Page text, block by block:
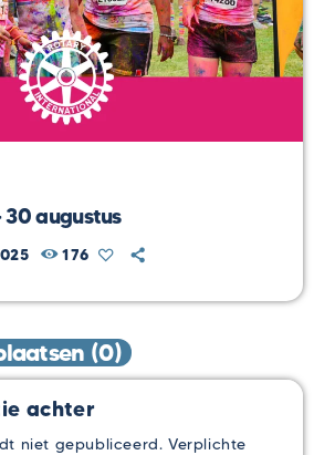
30 augustus
176
(0)
achter
niet gepubliceerd. Verplichte